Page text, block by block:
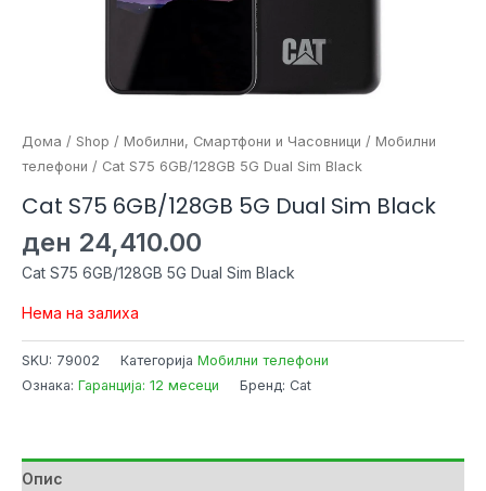
Дома / Shop / Мобилни, Смартфони и Часовници / Мобилни
телефони / Cat S75 6GB/128GB 5G Dual Sim Black
Cat S75 6GB/128GB 5G Dual Sim Black
ден 24,410.00
Cat S75 6GB/128GB 5G Dual Sim Black
Нема на залиха
SKU: 79002 Категорија Мобилни телефони
Ознака: Гаранција: 12 месеци Бренд: Cat
Опис